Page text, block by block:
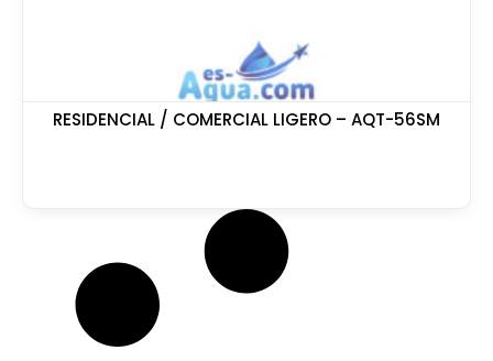
RESIDENCIAL / COMERCIAL LIGERO – AQT-56SM